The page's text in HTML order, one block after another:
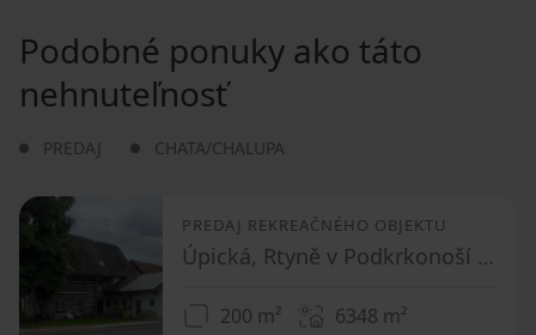
Podobné ponuky ako táto
nehnuteľnosť
PREDAJ CHATA/CHALUPA
PREDAJ REKREAČNÉHO OBJEKTU
Úpická, Rtyně v Podkrkonoší - Rtyně v Podkrkonoší, Královéhradecký kraj
200 m² 6348 m²